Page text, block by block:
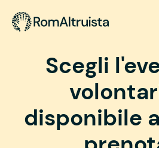
Scegli
disponibile